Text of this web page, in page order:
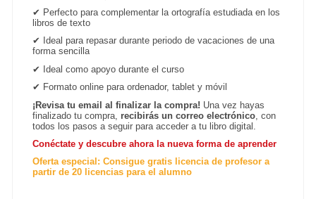
✔ Perfecto para complementar la ortografía estudiada en los
libros de texto
✔
Ideal para repasar durante periodo de vacaciones de una
forma sencilla
✔
Ideal como apoyo durante el curso
✔ Formato online para ordenador, tablet y móvil
¡Revisa tu email al finalizar la compra! Una vez hayas
finalizado tu compra, recibirás un correo electrónico , con
todos los pasos a seguir para acceder a tu libro digital.
Conéctate y descubre ahora la nueva forma de aprender
Oferta especial: Consigue gratis licencia de profesor a
partir de 20 licencias para el alumno